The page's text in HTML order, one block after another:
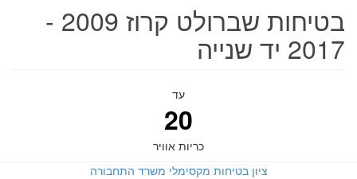
בטיחות שברולט קרוז 2009 -
2017 יד שנייה
עד
20
כריות אוויר
ציון בטיחות מקסימלי משרד התחבורה